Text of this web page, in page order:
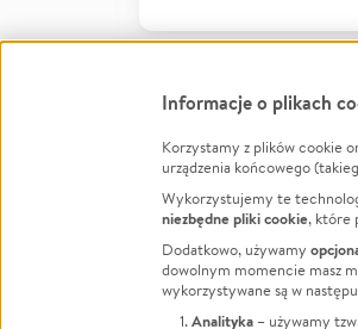
FacebookTwitter Instagram
LinkedInTikTok Youtube
Informacje o plikach
Korzystamy z plików cookie
urządzenia końcowego
Wykorzystujemy te
niezbędne pliki cookie, które
Dodatkowo, używamy
dowolnym momencie masz
wykorzystywane są w
Analityka – używamy